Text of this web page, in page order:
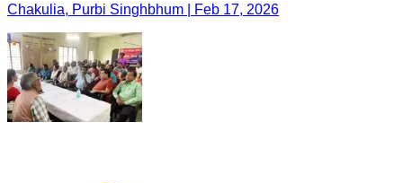
Chakulia, Purbi Singhbhum | Feb 17, 2026